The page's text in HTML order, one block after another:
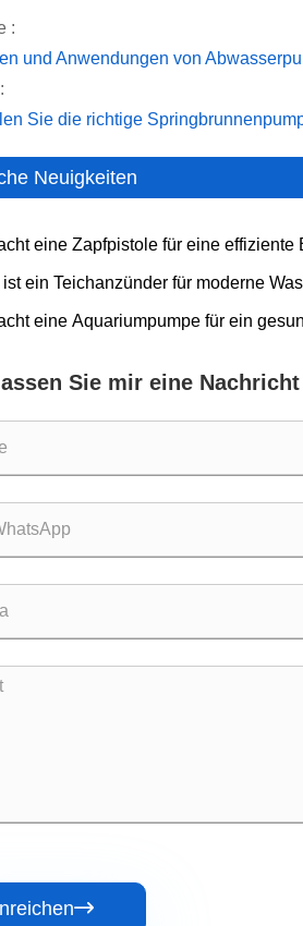
:
und Anwendungen von
Sie die richtige
Neuigkeiten
eine Zapfpistole für eine effiziente
ist ein Teichanzünder für moderne
eine Aquariumpumpe für ein
Sie mir eine Nachricht
